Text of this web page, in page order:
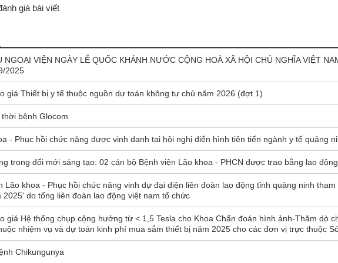
giá bài viết
NGOẠI VIỆN NGÀY LỄ QUỐC KHÁNH NƯỚC CỘNG HOÀ XÃ HỘI CHỦ NGHĨA VIỆT
2025
giá Thiết bị y tế thuộc nguồn dự toán không tự chủ năm 2026 (đợt 1)
bệnh Glocom
- Phục hồi chức năng được vinh danh tại hội nghị điển hình tiên tiến ngành y tế quảng
trong đổi mới sáng tạo: 02 cán bộ Bệnh viện Lão khoa - PHCN được trao bằng lao
Lão khoa - Phục hồi chức năng vinh dự đại diện liên đoàn lao động tỉnh quảng ninh tham
2025' do tổng liên đoàn lao động việt nam tổ chức
giá Hệ thống chụp cộng hưởng từ < 1,5 Tesla cho Khoa Chẩn đoán hình ảnh-Thăm dò
nhiệm vụ và dự toán kinh phí mua sắm thiết bị năm 2025 cho các đơn vị trực thuộc
Chikungunya